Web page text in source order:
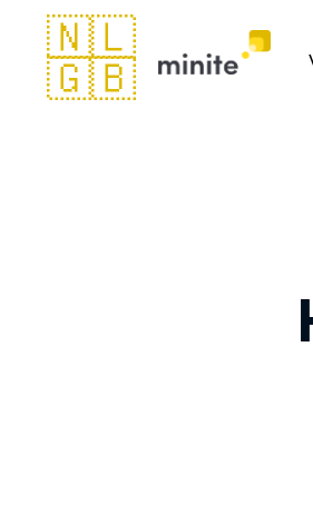
🇳🇱
🇬🇧